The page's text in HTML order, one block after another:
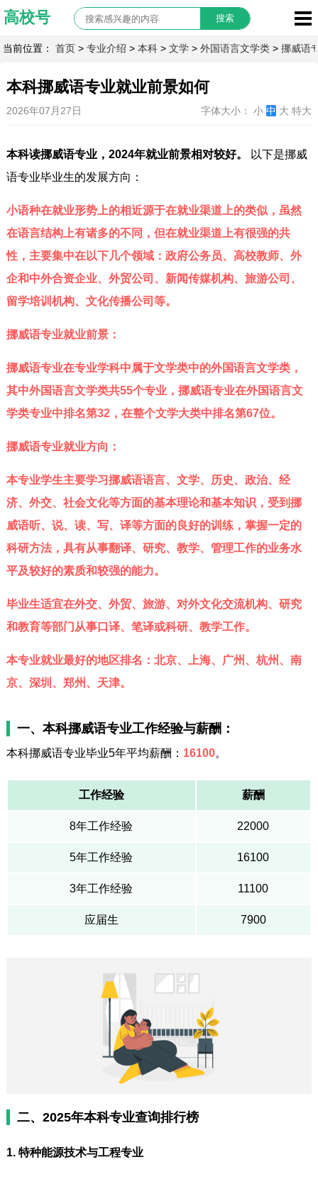
当前位置：首页 >专业介绍 >本科 >文学 >外国语言文学类 >挪威语
本科挪威语专业就业前景如何
2026年07月27日 字体大小：小 中 大 特大
本科读挪威语专业，2024年就业前景相对较好。
以下是挪威
语专业毕业生的发展方向：
小语种在就业形势上的相近源于在就业渠道上的类似，虽然
在语言结构上有诸多的不同，但在就业渠道上有很强的共
性，主要集中在以下几个领域：政府公务员、高校教师、外
企和中外合资企业、外贸公司、新闻传媒机构、旅游公司、
留学培训机构、文化传播公司等。
挪威语专业就业前景：
挪威语专业在专业学科中属于文学类中的外国语言文学类，
其中外国语言文学类共55个专业，挪威语专业在外国语言文
学类专业中排名第32，在整个文学大类中排名第67位。
挪威语专业就业方向：
本专业学生主要学习挪威语语言、文学、历史、政治、经
济、外交、社会文化等方面的基本理论和基本知识，受到挪
威语听、说、读、写、译等方面的良好的训练，掌握一定的
科研方法，具有从事翻译、研究、教学、管理工作的业务水
平及较好的素质和较强的能力。
毕业生适宜在外交、外贸、旅游、对外文化交流机构、研究
和教育等部门从事口译、笔译或科研、教学工作。
本专业就业最好的地区排名：北京、上海、广州、杭州、南
京、深圳、郑州、天津。
一、本科挪威语专业工作经验与薪酬：
本科挪威语专业毕业5年平均薪酬： 16100。
工作经验 薪酬
8年工作经验 22000
5年工作经验 16100
3年工作经验 11100
应届生 7900
二、2025年本科专业查询排行榜
1. 特种能源技术与工程专业